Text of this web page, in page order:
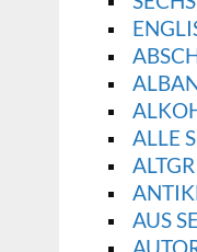
ALLE
AUS